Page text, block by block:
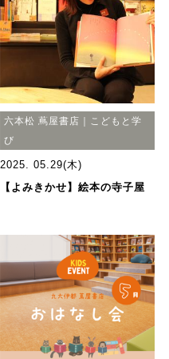
六本松 蔦屋書店｜こどもと学
び
2025. 05.29(木)
【よみきかせ】絵本の寺子屋